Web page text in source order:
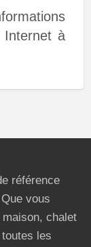
Internet à
référence
vous
chalet
les